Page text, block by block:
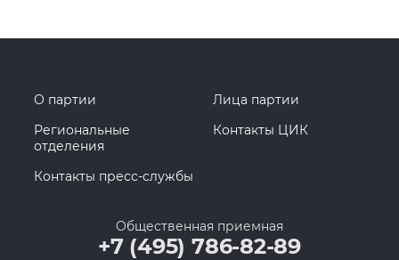
О партии
Лица партии
Региональные
отделения
Контакты ЦИК
Контакты пресс-службы
Общественная приемная
+7 (495) 786-82-89